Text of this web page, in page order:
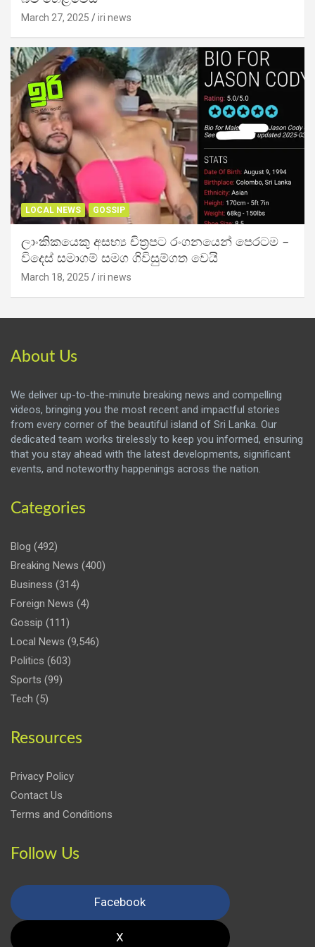
March 27, 2025 iri news
LOCAL NEWS GOSSIP
ලාංකිකයෙකු අසභ්‍ය චිත්‍රපට රංගනයෙන් පෙරටම –
විදෙස් සමාගම් සමග ගිවිසුම්ගත වෙයි
March 18, 2025 iri news
About Us
We deliver up-to-the-minute breaking news and compelling
videos, bringing you the most recent and impactful stories
from every corner of the beautiful island of Sri Lanka. Our
dedicated team works tirelessly to keep you informed, ensuring
that you stay ahead with the latest developments, significant
events, and noteworthy happenings across the nation.
Categories
Blog (492)
Breaking News (400)
Business (314)
Foreign News (4)
Gossip (111)
Local News (9,546)
Politics (603)
Sports (99)
Tech (5)
Resources
Privacy Policy
Contact Us
Terms and Conditions
Follow Us
Facebook
X